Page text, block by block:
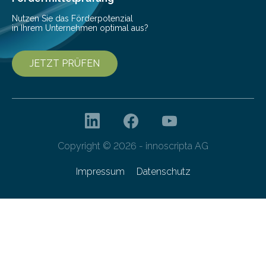
Nutzen Sie das Förderpotenzial
in Ihrem Unternehmen optimal aus?
JETZT PRÜFEN
Copyright © 2026 - innoscripta AG
Impressum Datenschutz